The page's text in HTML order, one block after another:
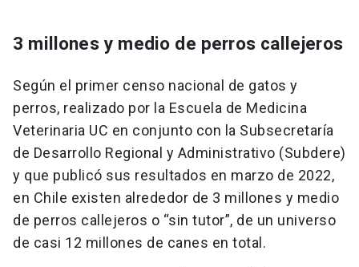
3 millones y medio de perros callejeros
Según el primer censo nacional de gatos y
perros, realizado por la Escuela de Medicina
Veterinaria UC en conjunto con la Subsecretaría
de Desarrollo Regional y Administrativo (Subdere)
y que publicó sus resultados en marzo de 2022,
en Chile existen alrededor de 3 millones y medio
de perros callejeros o “sin tutor”, de un universo
de casi 12 millones de canes en total.